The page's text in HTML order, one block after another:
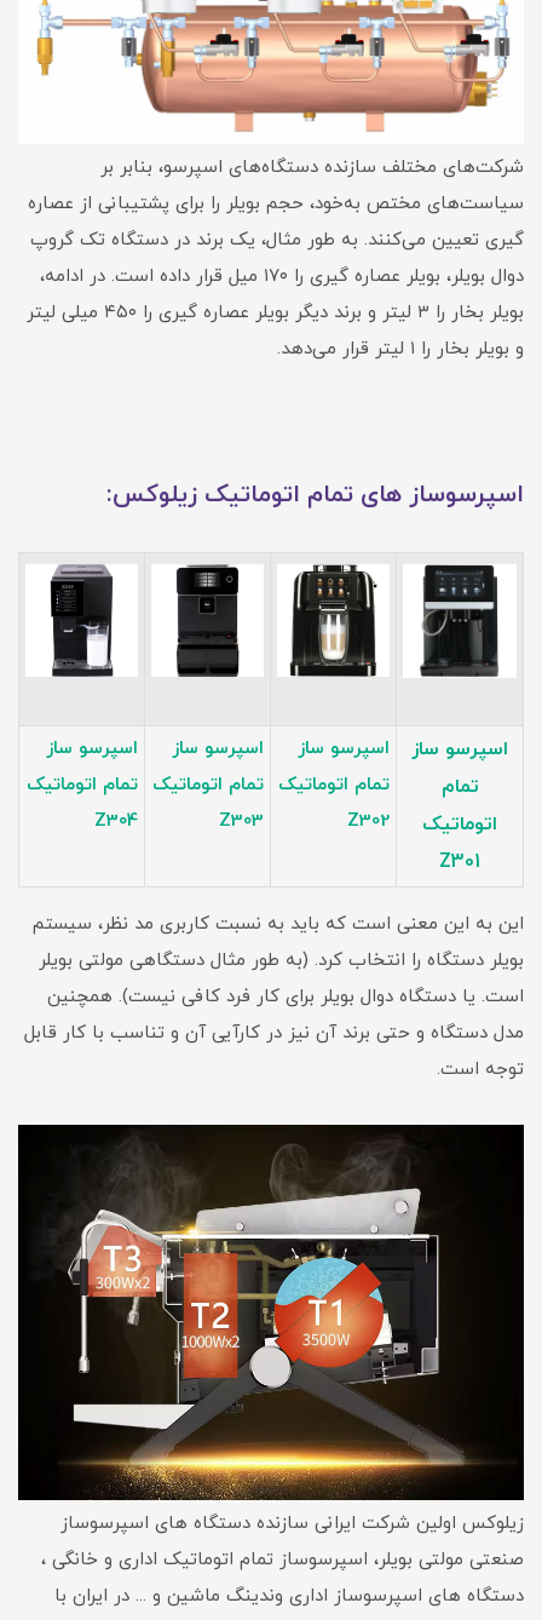
شرکت‌های مختلف سازنده دستگاه‌های اسپرسو، بنابر بر
سیاست‌های مختص به‌خود، حجم بویلر را برای پشتیبانی از عصاره
گیری تعیین می‌کنند. به طور مثال، یک برند در دستگاه تک گروپ
دوال بویلر، بویلر عصاره گیری را ۱۷۰ میل قرار داده است. در ادامه،
بویلر بخار را ۳ لیتر و برند دیگر بویلر عصاره گیری را ۴۵۰ میلی لیتر
و بویلر بخار را ۱ لیتر قرار می‌دهد.
اسپرسوساز های تمام اتوماتیک زیلوکس:
اسپرسو ساز
تمام
اتوماتیک
Z301
اسپرسو ساز
تمام اتوماتیک
Z302
اسپرسو ساز
تمام اتوماتیک
Z303
اسپرسو ساز
تمام اتوماتیک
Z304
این به این معنی است که باید به نسبت کاربری مد نظر، سیستم
بویلر دستگاه را انتخاب کرد. (به طور مثال دستگاهی مولتی بویلر
است. یا دستگاه دوال بویلر برای کار فرد کافی نیست). همچنین
مدل دستگاه و حتی برند آن نیز در کارآیی آن و تناسب با کار قابل
توجه است.
زیلوکس اولین شرکت ایرانی سازنده دستگاه های اسپرسوساز
صنعتی مولتی بویلر، اسپرسوساز تمام اتوماتیک اداری و خانگی ،
دستگاه های اسپرسوساز اداری وندینگ ماشین و ... در ایران با